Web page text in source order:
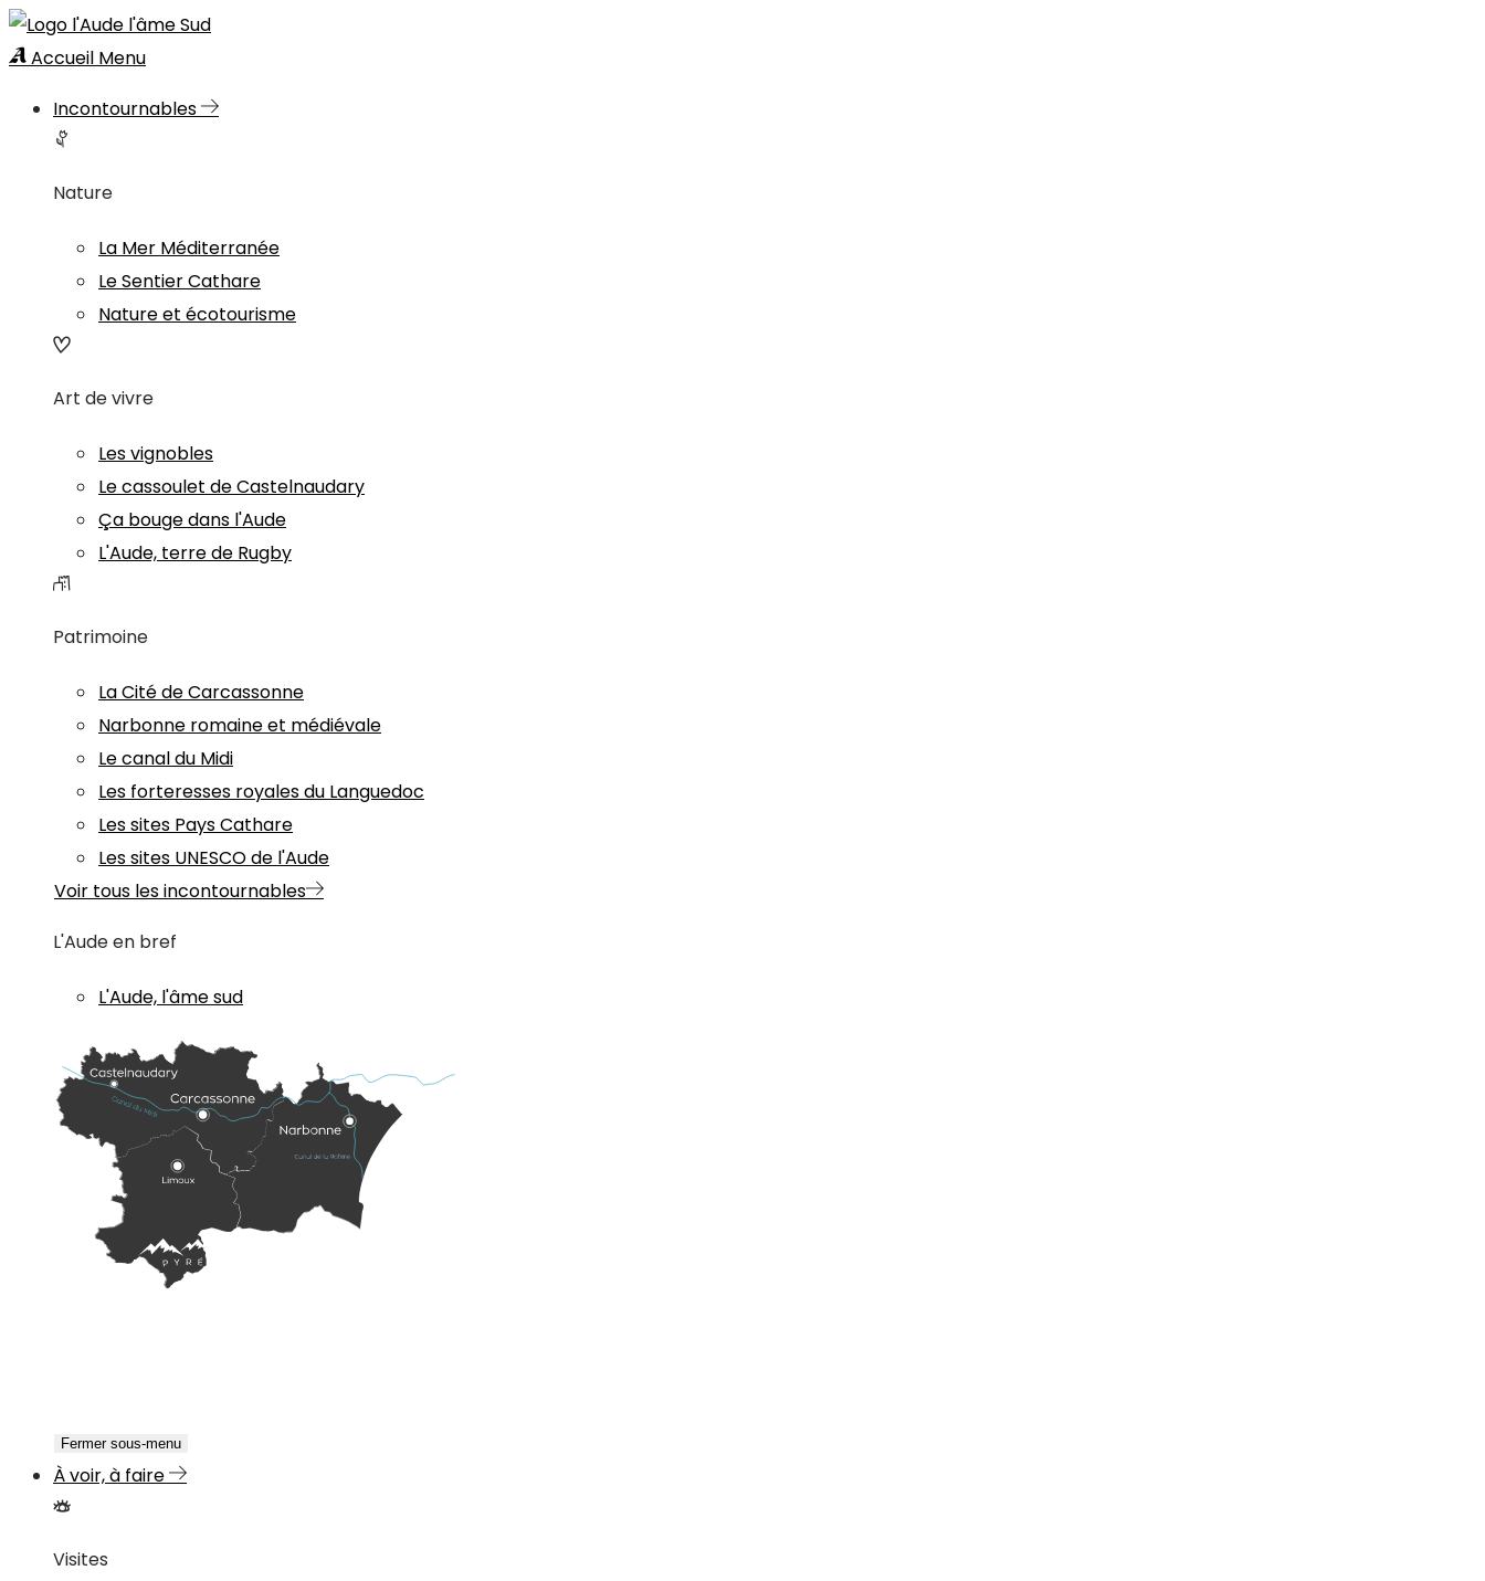
Accueil Menu
Incontournables
Nature
La Mer Méditerranée
Le Sentier Cathare
Nature et écotourisme
Art de vivre
Les vignobles
Le cassoulet de Castelnaudary
Ça bouge dans l'Aude
L'Aude, terre de Rugby
Patrimoine
La Cité de Carcassonne
Narbonne romaine et médiévale
Le canal du Midi
Les forteresses royales du Languedoc
Les sites Pays Cathare
Les sites UNESCO de l'Aude
Voir tous les incontournables
L'Aude en bref
L'Aude, l'âme sud
Fermer sous-menu
À voir, à faire
Visites